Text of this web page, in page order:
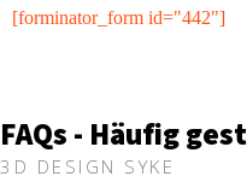
[forminator_form id="442"]
FAQs - Häufig
3D DESIGN SYKE